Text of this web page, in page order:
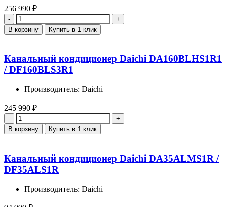
256 990 ₽
Количество
В корзину Купить в 1 клик
Канальный кондиционер Daichi DA160BLHS1R1
/ DF160BLS3R1
Производитель: Daichi
245 990 ₽
Количество
В корзину Купить в 1 клик
Канальный кондиционер Daichi DA35ALMS1R /
DF35ALS1R
Производитель: Daichi